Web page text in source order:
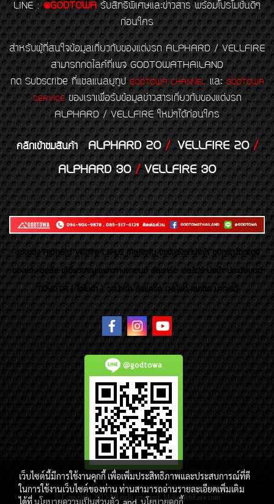
LINE : @GODTOWA รับสิทธิพิเศษและข่าวสาร พร้อมโปรโมชั่นดีๆ
ก่อนใคร
สำหรับผู้ที่สนใจข้อมูลเกี่ยวกับของแต่งรถ ALPHARD / VELLFIRE
สามารถกดไลค์ที่เพจ GODTOWATHAILAND
กด Subscribe ที่แชลแนลยูทูป GODTOWA CHANNELและGODTOWA
SERVICEของเราเพื่อรับข้อมูลข่าวสารเกี่ยวกับของแต่งรถ
ALPHARD / VELLFIRE ใหม่ๆได้ก่อนใคร
คลิกเข้าชมสินค้า ALPHARD 20/VELLFIRE 20/
ALPHARD 30/VELLFIRE 30
ของเเต่ง Alphard Vellfire Lexus Majesty ของเเต่งรถนำเข้า อุปกรณ์ตกแต่ง
ของแต่ง ชุดล้อ ผู้เชี่ยวชาญเฉพาะทางรถยนต์ อัลพาร์ด เวลไฟร์ นำเข้า ประดับยนต์
TOYOTA ( โตโยต้า ) รถนำเข้า อัลพาร์ด เวลไฟร์ เลกซัส มาเจสตี้
@godtowa
© Copyright 2015 All right reserved. MakeWebEasy.com
เว็บไซต์นี้มีการใช้งานคุกกี้ เพื่อเพิ่มประสิทธิภาพและประสบการณ์ที่ดี
ในการใช้งานเว็บไซต์ของท่าน ท่านสามารถอ่านรายละเอียดเพิ่มเติม
ได้ที่นโยบายความเป็นส่วนตัวandนโยบายคุกกี้